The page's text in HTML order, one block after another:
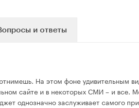
и ответы
На этом фоне удивительным
сайте и в некоторых СМИ – и все.
однозначно заслуживает самого